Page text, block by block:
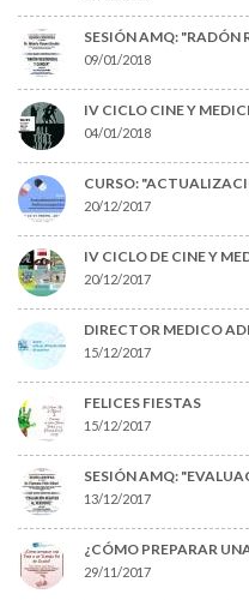
SESIÓN AMQ: "RADÓN
09/01/2018
IV CICLO CINE Y
04/01/2018
CURSO:
20/12/2017
IV CICLO DE CINE Y
20/12/2017
DIRECTOR MEDICO
15/12/2017
FELICES FIESTAS
15/12/2017
SESIÓN AMQ:
13/12/2017
¿CÓMO PREPARAR
29/11/2017